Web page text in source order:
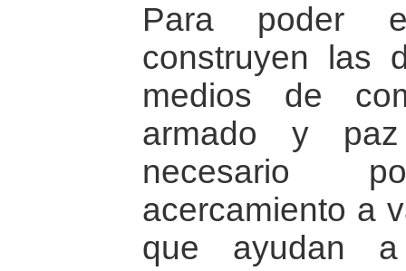
Para poder
construyen las
medios de
armado y
necesario
acercamiento a
que ayudan a